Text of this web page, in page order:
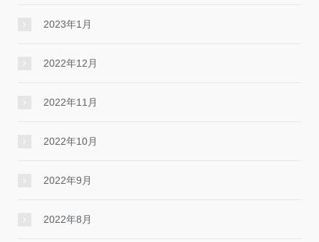
2023年1月
2022年12月
2022年11月
2022年10月
2022年9月
2022年8月